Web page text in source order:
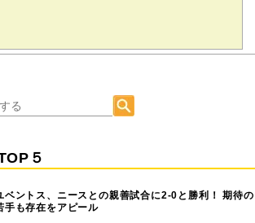
５
ベントス、ニースとの親善試合に2-0と勝利！ 期待の
手も存在をアピール